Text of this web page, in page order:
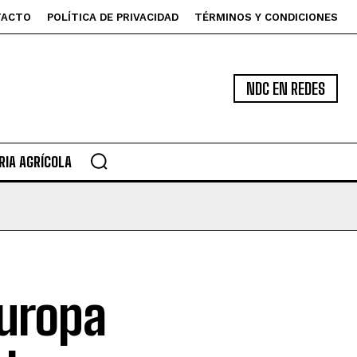
POLÍTICA DE PRIVACIDAD TÉRMINOS Y CONDICIONES
NDC EN REDES
AGRÍCOLA